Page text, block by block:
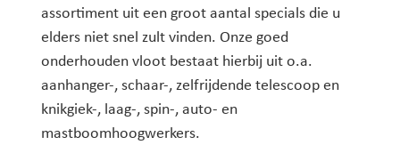
assortiment uit een groot aantal specials die u
elders niet snel zult vinden. Onze goed
onderhouden vloot bestaat hierbij uit o.a.
aanhanger-, schaar-, zelfrijdende telescoop en
knikgiek-, laag-, spin-, auto- en
mastboomhoogwerkers.